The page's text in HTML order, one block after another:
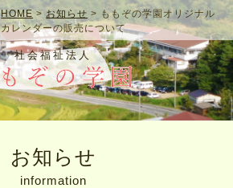
社会福祉法人
HOME>お知らせ > ももぞの学園オリジナル
カレンダーの販売について
お知らせ
information